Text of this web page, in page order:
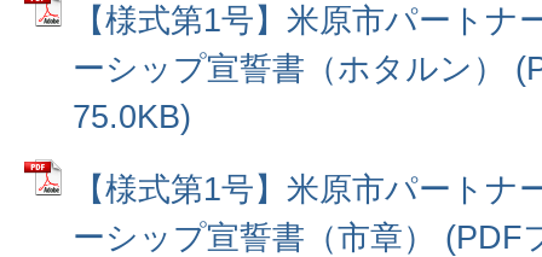
【様式第1号】米原市パート
ーシップ宣誓書（ホタルン）
75.0KB)
【様式第1号】米原市パート
ーシップ宣誓書（市章） (PDF